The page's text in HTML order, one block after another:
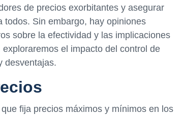
de precios exorbitantes y asegurar
todos. Sin embargo, hay opiniones
sobre la efectividad y las implicaciones
el impacto del control de
desventajas.
fija precios máximos y mínimos en los